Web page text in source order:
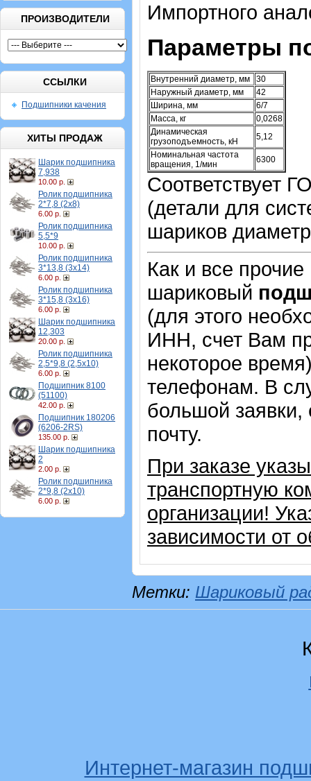
ПРОИЗВОДИТЕЛИ
ССЫЛКИ
Подшипники качения
ХИТЫ ПРОДАЖ
Шарик подшипника
7,938
10.00 р.
Ролик подшипника
2*7,8 (2х8)
6.00 р.
Ролик подшипника
5,5*9
10.00 р.
Ролик подшипника
3*13,8 (3х14)
6.00 р.
Ролик подшипника
3*15,8 (3х16)
6.00 р.
Шарик подшипника
12,303
20.00 р.
Ролик подшипника
2,5*9,8 (2,5х10)
6.00 р.
Подшипник 8100
(51100)
42.00 р.
Подшипник 180206
(6206-2RS)
135.00 р.
Шарик подшипника
2
2.00 р.
Ролик подшипника
2*9,8 (2х10)
6.00 р.
Импортного
Параметры
Внутренний диаметр, мм
30
Наружный диаметр, мм
42
Ширина, мм
6/7
Масса, кг
0,0268
Динамическая
грузоподъемность, кН
5,12
Номинальная частота
вращения, 1/мин
6300
Соответствует
(детали для
шариков
Как и все
шариковый
(для этого
ИНН, счет Вам
некоторое
телефонам. В
большой заявки,
почту.
При заказе
транспортную
организации!
зависимости от
Метки: Шариковый
Интернет-магазин